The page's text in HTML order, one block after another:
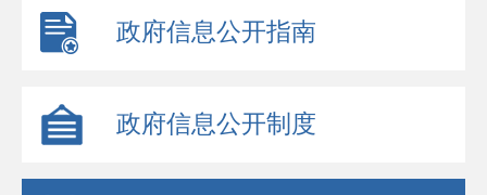
政府信息公开指南
政府信息公开制度